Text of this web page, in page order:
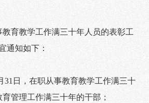
教育教学工作满三十年人员的表彰工
通知如下：
31 日，在职从事教育教学工作满三十
管理工作满三十年的干部；